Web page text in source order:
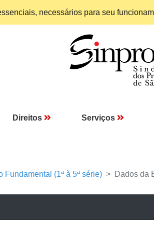
necessários para seu
Direitos Serviços
Fundamental (1ª à 5ª série) Dados da